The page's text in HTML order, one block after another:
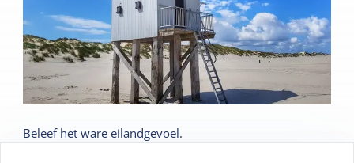
Beleef het ware eilandgevoel.